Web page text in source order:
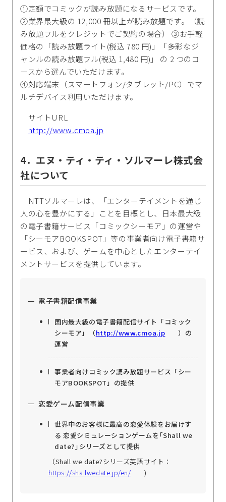
①定額でコミックが読み放題になるサービスです。
②業界最大級の 12,000 冊以上が読み放題です。（読
み放題フルをクレジットでご契約の場合） ③お手軽
価格の「読み放題ライト(税込 780 円)」「多彩なジ
ャンルの読み放題フル(税込 1,480 円)」 の 2 つのコ
ースから選んでいただけます。
④対応端末（スマートフォン/タブレット/PC）でマ
ルチデバイス利用いただけます。
サイトURL
http://www.cmoa.jp
4．エヌ・ティ・ティ・ソルマーレ株式会
社について
NTTソルマーレは、「エンターテイメントを通じ
人の心を豊かにする」ことを目標とし、日本最大級
の電子書籍サービス「コミックシーモア」の運営や
「シーモアBOOKSPOT」等の事業者向け電子書籍サ
ービス、および、ゲームを中心としたエンターテイ
メントサービスを提供しています。
電子書籍配信事業
国内最大級の電子書籍配信サイト「コミック
シーモア」（http://www.cmoa.jp
）の
運営
事業者向けコミック読み放題サービス「シー
モアBOOKSPOT」の提供
恋愛ゲーム配信事業
世界中のお客様に最高の恋愛体験をお届けす
る 恋愛シミュレーションゲームを｢Shall we
date?｣シリーズとして提供
（Shall we date?シリーズ英語サイト：
https://shallwedate.jp/en/
)